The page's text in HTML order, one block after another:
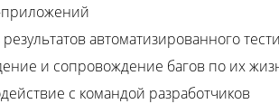
автоматизированного
и сопровождение багов по их
с командой разработчиков